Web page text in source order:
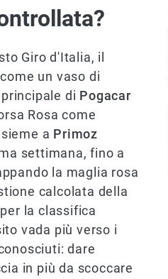
Giro d'Italia, il
un vaso di
di Pogacar
Rosa come
a Primoz
settimana, fino a
la maglia rosa
calcolata della
la classifica
vada più verso i
dare
in più da scoccare